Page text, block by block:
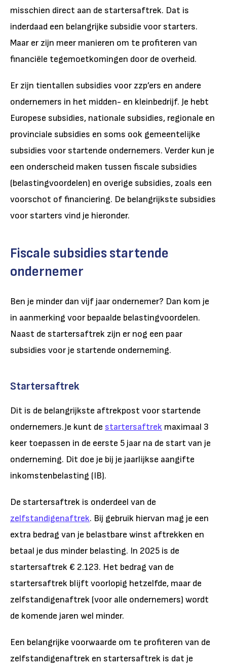
misschien direct aan de startersaftrek. Dat is
inderdaad een belangrijke subsidie voor starters.
Maar er zijn meer manieren om te profiteren van
financiële tegemoetkomingen door de overheid.
Er zijn tientallen subsidies voor zzp’ers en andere
ondernemers in het midden- en kleinbedrijf. Je hebt
Europese subsidies, nationale subsidies, regionale en
provinciale subsidies en soms ook gemeentelijke
subsidies voor startende ondernemers. Verder kun je
een onderscheid maken tussen fiscale subsidies
(belastingvoordelen) en overige subsidies, zoals een
voorschot of financiering. De belangrijkste subsidies
voor starters vind je hieronder.
Fiscale subsidies startende
ondernemer
Ben je minder dan vijf jaar ondernemer? Dan kom je
in aanmerking voor bepaalde belastingvoordelen.
Naast de startersaftrek zijn er nog een paar
subsidies voor je startende onderneming.
Startersaftrek
Dit is de belangrijkste aftrekpost voor startende
ondernemers.Je kunt de startersaftrek maximaal 3
keer toepassen in de eerste 5 jaar na de start van je
onderneming. Dit doe je bij je jaarlijkse aangifte
inkomstenbelasting (IB).
De startersaftrek is onderdeel van de
zelfstandigenaftrek. Bij gebruik hiervan mag je een
extra bedrag van je belastbare winst aftrekken en
betaal je dus minder belasting. In 2025 is de
startersaftrek € 2.123. Het bedrag van de
startersaftrek blijft voorlopig hetzelfde, maar de
zelfstandigenaftrek (voor alle ondernemers) wordt
de komende jaren wel minder.
Een belangrijke voorwaarde om te profiteren van de
zelfstandigenaftrek en startersaftrek is dat je